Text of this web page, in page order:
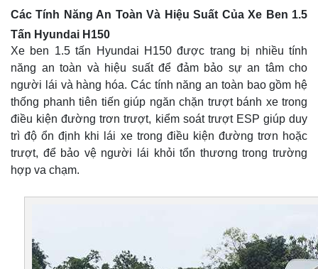
Các Tính Năng An Toàn Và Hiệu Suất Của Xe Ben 1.5
Tấn Hyundai H150
Xe ben 1.5 tấn Hyundai H150 được trang bị nhiều tính
năng an toàn và hiệu suất để đảm bảo sự an tâm cho
người lái và hàng hóa. Các tính năng an toàn bao gồm hệ
thống phanh tiên tiến giúp ngăn chặn trượt bánh xe trong
điều kiện đường trơn trượt, kiểm soát trượt ESP giúp duy
trì độ ổn định khi lái xe trong điều kiện đường trơn hoặc
trượt, để bảo vệ người lái khỏi tổn thương trong trường
hợp va chạm.